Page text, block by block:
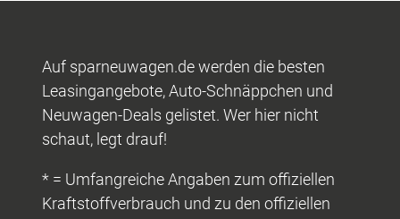
Auf sparneuwagen.de werden die besten
Leasingangebote, Auto-Schnäppchen und
Neuwagen-Deals gelistet. Wer hier nicht
schaut, legt drauf!
* = Umfangreiche Angaben zum offiziellen
Kraftstoffverbrauch und zu den offiziellen